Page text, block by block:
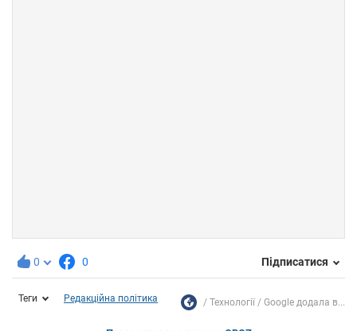
0 0 Підписатися
Теги Редакційна політика Технології Google додала в...